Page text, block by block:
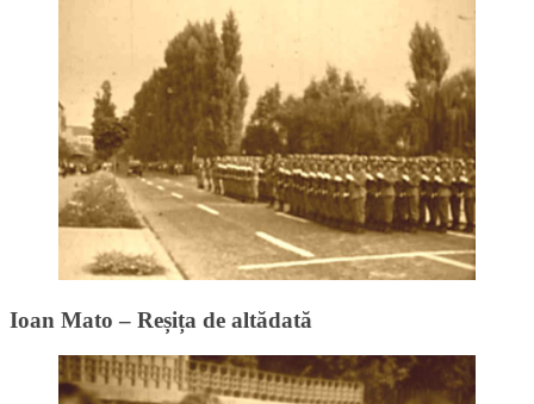
Ioan Mato – Reșița de altădată